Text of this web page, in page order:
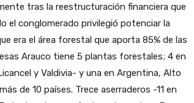
tras la reestructuración financiera que
el conglomerado privilegió potenciar la
era el área forestal que aporta 85% de las
Arauco tiene 5 plantas forestales; 4 en
y Valdivia- y una en Argentina, Alto
de 10 países. Trece aserraderos -11 en